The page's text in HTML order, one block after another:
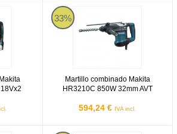
DHR400ZKU 40mm 18Vx2
33%
Martillo combinado Makita
HR3210C 850W 32mm AVT
594,24 € IVA incl.
Martillo combinado Makita
HR3210FCT AVT de 32mm
Martillo combinado Makita